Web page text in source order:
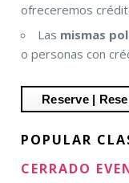
ofreceremos
Las mismas
o personas con
POPULAR
CERRADO